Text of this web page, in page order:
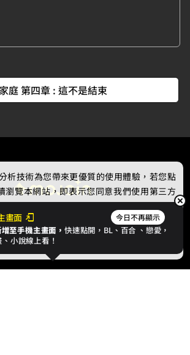
家庭 第四章 : 這不是結束
畫面 今日不再顯示
至手機主畫面，快速點開，BL、 百合 、戀愛，
小說線上看！
析技術為您帶來更優質的使用體驗，若您點
瀏覽本網站，即表示您同意我們使用第三方
資訊請見隱私權政策。
我同意